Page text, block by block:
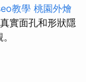
教學 桃園外燴
實面孔和形狀隱